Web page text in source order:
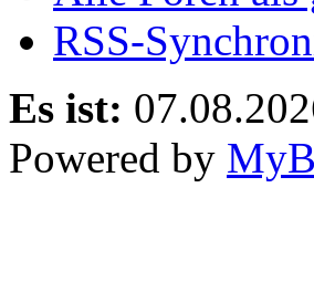
RSS-
Es ist:
Powered by